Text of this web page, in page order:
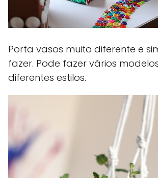
Porta vasos muito diferente e
fazer. Pode fazer vários
diferentes estilos.